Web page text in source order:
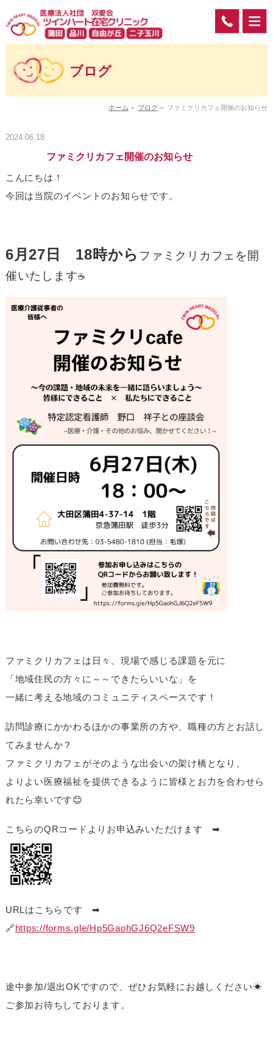
ブログ
ホーム > ブログ > ファミクリカフェ開催のお知らせ
2024.06.18
ファミクリカフェ開催のお知らせ
こんにちは！
今回は当院のイベントのお知らせです。
6月27日 18時から ファミクリカフェを開
催いたします☕
ファミクリカフェは日々、現場で感じる課題を元に
「地域住民の方々に～～できたらいいな」を
一緒に考える地域のコミュニティスペースです！
訪問診療にかかわるほかの事業所の方や、職種の方とお話し
てみませんか？
ファミクリカフェがそのような出会いの架け橋となり、
よりよい医療福祉を提供できるように皆様とお力を合わせら
れたら幸いです😊
こちらのQRコードよりお申込みいただけます ➡
URLはこちらです ➡
🔗https://forms.gle/Hp5GaohGJ6Q2eFSW9
途中参加/退出OKですので、ぜひお気軽にお越しください☀
ご参加お待ちしております。